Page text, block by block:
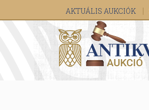
AKTUÁLIS AUKCIÓK